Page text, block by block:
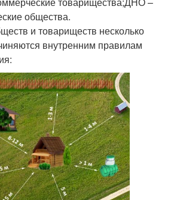
общества.
и товариществ несколько
внутренним правилам